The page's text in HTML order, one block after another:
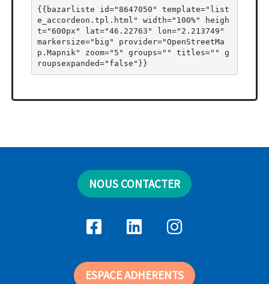
{{bazarliste id="8647050" template="list
e_accordeon.tpl.html" width="100%" heigh
t="600px" lat="46.22763" lon="2.213749"
markersize="big" provider="OpenStreetMa
p.Mapnik" zoom="5" groups="" titles="" g
roupsexpanded="false"}}
NOUS CONTACTER
ESPACE ADHERENTS